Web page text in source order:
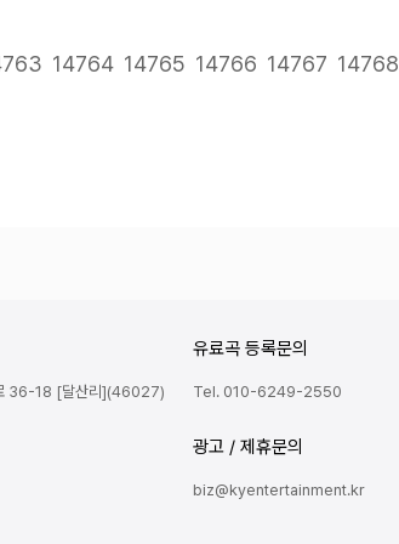
14764 14765 14766 14767 14768
36-18 [달산리](46027)
유료곡 등록문의
Tel. 010-6249-2550
광고 / 제휴문의
biz@kyentertainment.kr